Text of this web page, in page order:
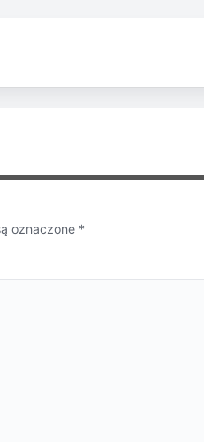
oznaczone *